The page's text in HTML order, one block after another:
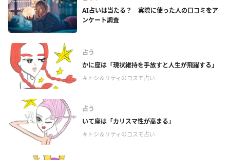
AI占いは当たる？ 実際に使った人の口コミをア
ンケート調査
占う
かに座は「現状維持を手放すと人生が飛躍する」
＃トシ＆リティのコスモ占い
占う
いて座は「カリスマ性が高まる」
＃トシ＆リティのコスモ占い